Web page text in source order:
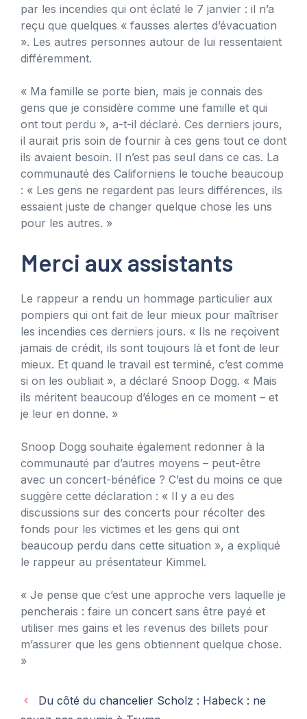
par les incendies qui ont éclaté le 7 janvier : il n’a
reçu que quelques « fausses alertes d’évacuation
». Les autres personnes autour de lui ressentaient
différemment.
« Ma famille se porte bien, mais je connais des
gens que je considère comme une famille et qui
ont tout perdu », a-t-il déclaré. Ces derniers jours,
il aurait pris soin de fournir à ces gens tout ce dont
ils avaient besoin. Il n’est pas seul dans ce cas. La
communauté des Californiens le touche beaucoup
: « Les gens ne regardent pas leurs différences, ils
essaient juste de changer quelque chose les uns
pour les autres. »
Merci aux assistants
Le rappeur a rendu un hommage particulier aux
pompiers qui ont fait de leur mieux pour maîtriser
les incendies ces derniers jours. « Ils ne reçoivent
jamais de crédit, ils sont toujours là et font de leur
mieux. Et quand le travail est terminé, c’est comme
si on les oubliait », a déclaré Snoop Dogg. « Mais
ils méritent beaucoup d’éloges en ce moment – ​​et
je leur en donne. »
Snoop Dogg souhaite également redonner à la
communauté par d’autres moyens – peut-être
avec un concert-bénéfice ? C’est du moins ce que
suggère cette déclaration : « Il y a eu des
discussions sur des concerts pour récolter des
fonds pour les victimes et les gens qui ont
beaucoup perdu dans cette situation », a expliqué
le rappeur au présentateur Kimmel.
« Je pense que c’est une approche vers laquelle je
pencherais : faire un concert sans être payé et
utiliser mes gains et les revenus des billets pour
m’assurer que les gens obtiennent quelque chose.
»
Du côté du chancelier Scholz : Habeck : ne